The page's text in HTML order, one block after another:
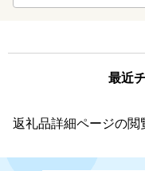
最近
返礼品詳細ページの閲